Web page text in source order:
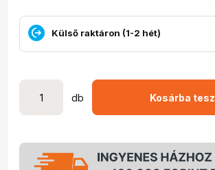
Külső raktáron (1-2 hét)
db Kosárba tesz